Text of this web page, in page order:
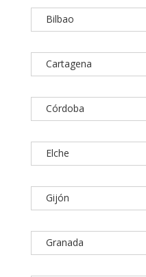
Bilbao
Cartagena
Córdoba
Elche
Gijón
Granada